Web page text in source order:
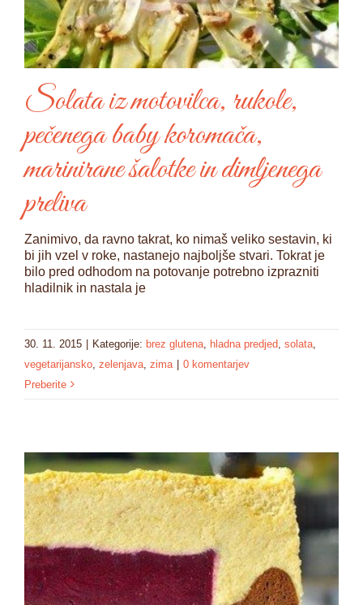
Solata iz motovilca, rukole,
pečenega baby koromača,
marinirane šalotke in dimljenega
preliva
Zanimivo, da ravno takrat, ko nimaš veliko sestavin, ki
bi jih vzel v roke, nastanejo najboljše stvari. Tokrat je
bilo pred odhodom na potovanje potrebno izprazniti
hladilnik in nastala je
30. 11. 2015 | Kategorije: brez glutena hladna predjed solata
vegetarijansko zelenjava zima | 0 komentarjev
Preberite